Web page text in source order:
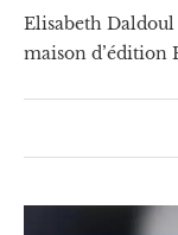
Elisabeth
maison d’édition